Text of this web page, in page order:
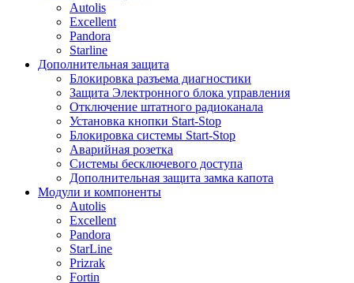
Autolis
Excellent
Pandora
Starline
Дополнительная защита
Блокировка разъема диагностики
Защита Электронного блока управления
Отключение штатного радиоканала
Установка кнопки Start-Stop
Блокировка системы Start-Stop
Аварийная розетка
Системы бесключевого доступа
Дополнительная защита замка капота
Модули и компоненты
Autolis
Excellent
Pandora
StarLine
Prizrak
Fortin